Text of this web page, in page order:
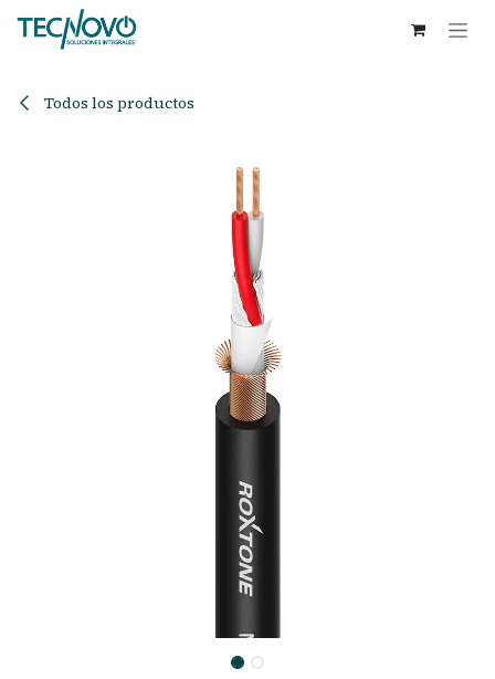
Ir al contenido
Todos los productos